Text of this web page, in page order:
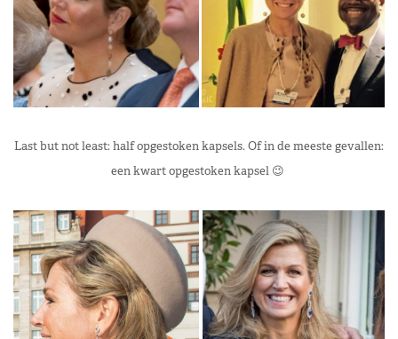
Last but not least: half opgestoken kapsels. Of in de meeste gevallen:
een kwart opgestoken kapsel 😉